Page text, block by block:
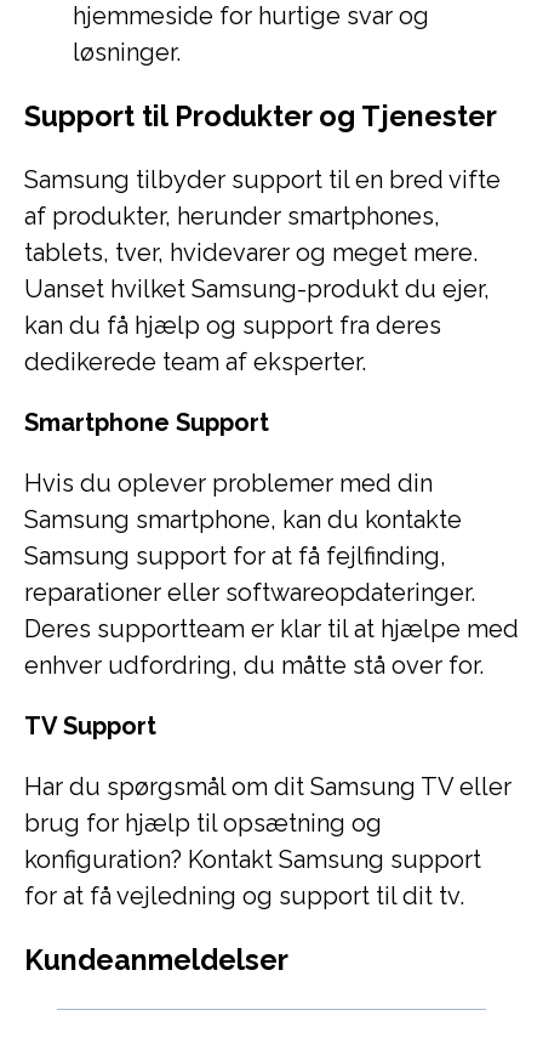
hjemmeside for hurtige svar og
løsninger.
Support til Produkter og Tjenester
Samsung tilbyder support til en bred vifte
af produkter, herunder smartphones,
tablets, tver, hvidevarer og meget mere.
Uanset hvilket Samsung-produkt du ejer,
kan du få hjælp og support fra deres
dedikerede team af eksperter.
Smartphone Support
Hvis du oplever problemer med din
Samsung smartphone, kan du kontakte
Samsung support for at få fejlfinding,
reparationer eller softwareopdateringer.
Deres supportteam er klar til at hjælpe med
enhver udfordring, du måtte stå over for.
TV Support
Har du spørgsmål om dit Samsung TV eller
brug for hjælp til opsætning og
konfiguration? Kontakt Samsung support
for at få vejledning og support til dit tv.
Kundeanmeldelser